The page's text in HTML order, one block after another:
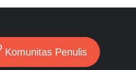
Komunitas Penulis